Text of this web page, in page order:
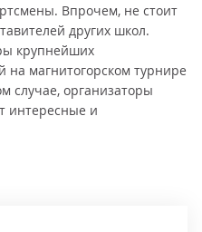
Впрочем, не стоит
других школ.
крупнейших
магнитогорском турнире
случае, организаторы
интересные и